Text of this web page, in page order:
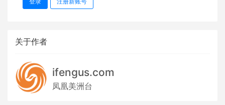
关于作者
ifengus.com
凤凰美洲台